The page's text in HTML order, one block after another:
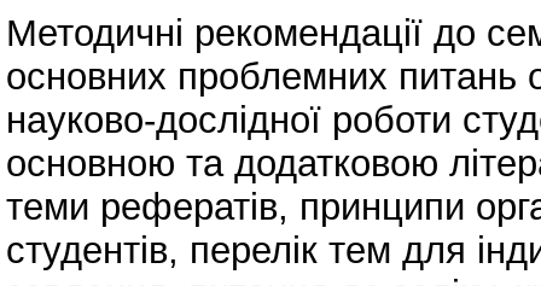
Методичні рекомендації до
основних проблемних питань
науково-дослідної роботи
основною та додатковою
теми рефератів, принципи
студентів, перелік тем для